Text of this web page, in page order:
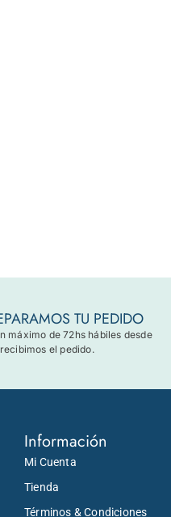
TU PEDIDO
máximo de 72hs hábiles desde
el pedido.
Información
Mi Cuenta
Tienda
Términos & Condiciones